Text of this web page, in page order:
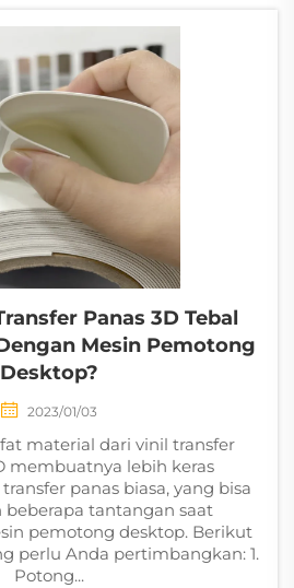
Panas 3D Tebal
Mesin Pemotong
Desktop?
2023/01/03
material dari vinil transfer
membuatnya lebih keras
panas biasa, yang bisa
tantangan saat
pemotong desktop. Berikut
perlu Anda pertimbangkan: 1.
Potong...